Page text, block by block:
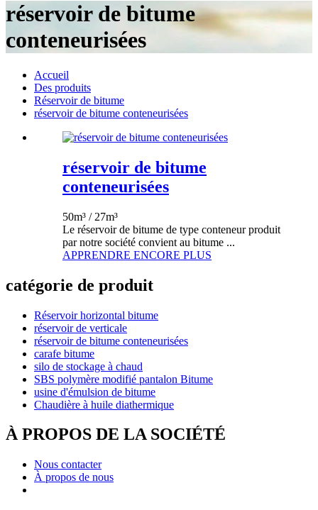
réservoir de bitume
conteneurisées
Accueil
Des produits
Réservoir de bitume
réservoir de bitume conteneurisées
réservoir de bitume
conteneurisées
50m³ / 27m³
Le réservoir de bitume de type conteneur produit
par notre société convient au bitume ...
APPRENDRE ENCORE PLUS
catégorie de produit
Réservoir horizontal bitume
réservoir de verticale
réservoir de bitume conteneurisées
carafe bitume
silo de stockage à chaud
SBS polymère modifié pantalon Bitume
usine d'émulsion de bitume
Chaudière à huile diathermique
À PROPOS DE LA SOCIÉTÉ
Nous contacter
À propos de nous